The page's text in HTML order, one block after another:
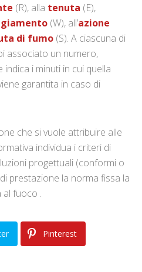
(R), alla tenuta (E),
(W), all’azione
di fumo (S). A ciascuna di
associato un numero,
i minuti in cui quella
garantita in caso di
che si vuole attribuire alle
individua i criteri di
progettuali (conformi o
prestazione la norma fissa la
al fuoco .
Pinterest